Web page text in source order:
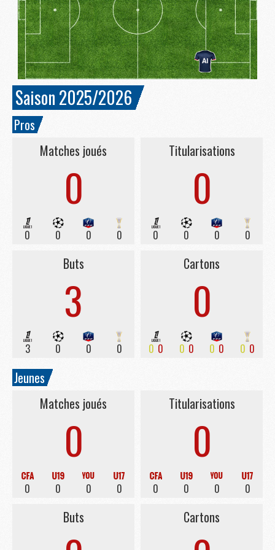
Saison 2025/2026
Pros
Matches joués
0
0 0 0 0
Titularisations
0
0 0 0 0
Buts
3
3 0 0 0
Cartons
0
0 0 0 0 0 0 0 0
Jeunes
Matches joués
0
0 0 0 0
Titularisations
0
0 0 0 0
Buts Cartons